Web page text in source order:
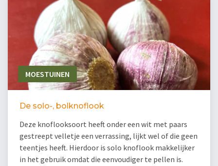
MOESTUINEN
De solo-, bolknoflook
Deze knoflooksoort heeft onder een wit met paars
gestreept velletje een verrassing, lijkt wel of die geen
teentjes heeft. Hierdoor is solo knoflook makkelijker
in het gebruik omdat die eenvoudiger te pellen is.